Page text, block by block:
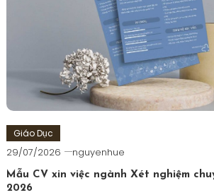
Giáo Dục
29/07/2026 nguyenhue
Mẫu CV xin việc ngành Xét nghiệm
2026